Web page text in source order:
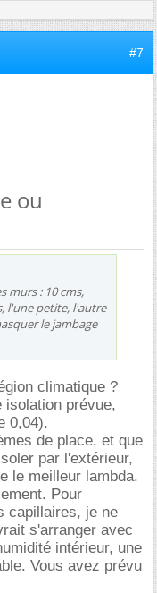
#7
ou
murs : 10 cms,
l'une petite, l'autre
le jambage
climatique ?
isolation prévue,
0,04).
de place, et que
par l'extérieur,
le meilleur lambda.
Pour
capillaires, je ne
s'arranger avec
intérieur, une
Vous avez prévu